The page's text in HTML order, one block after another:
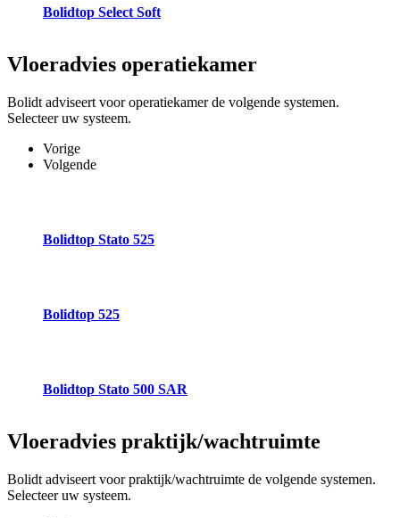
Bolidtop Select Soft
Vloeradvies operatiekamer
Bolidt adviseert voor operatiekamer de volgende systemen.
Selecteer uw systeem.
Vorige
Volgende
Bolidtop Stato 525
Bolidtop 525
Bolidtop Stato 500 SAR
Vloeradvies praktijk/wachtruimte
Bolidt adviseert voor praktijk/wachtruimte de volgende systemen.
Selecteer uw systeem.